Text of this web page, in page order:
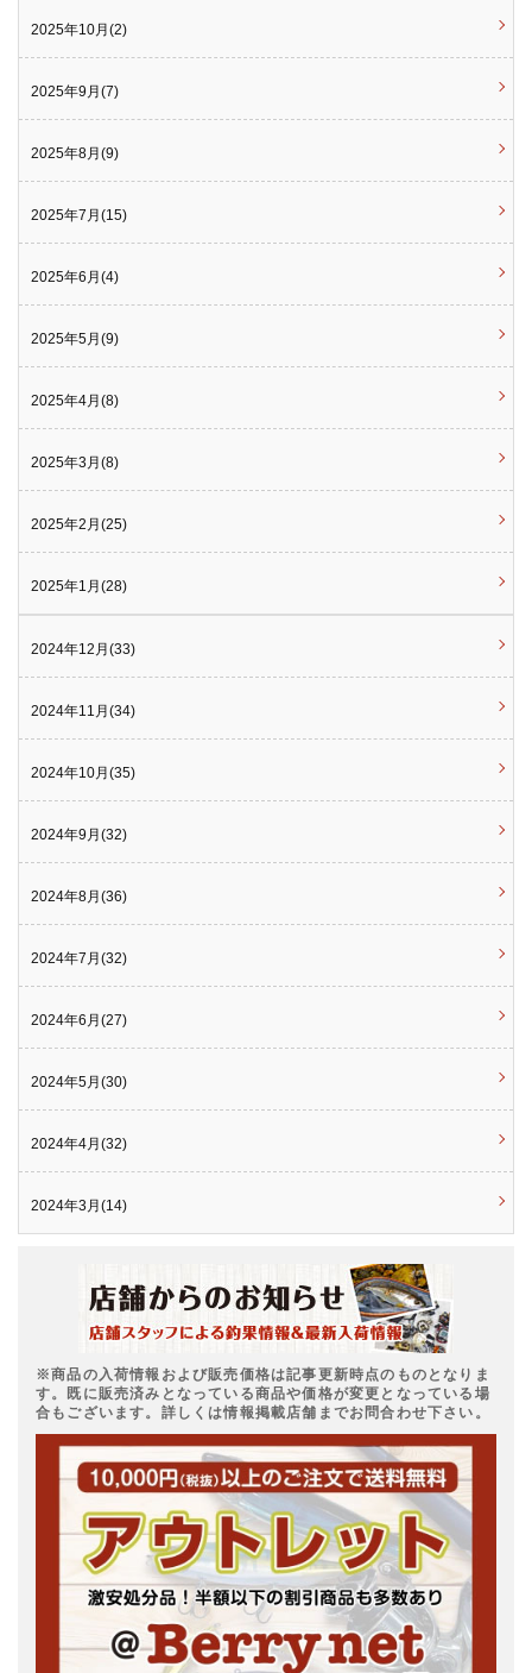
2025年10月(2)
2025年9月(7)
2025年8月(9)
2025年7月(15)
2025年6月(4)
2025年5月(9)
2025年4月(8)
2025年3月(8)
2025年2月(25)
2025年1月(28)
2024年12月(33)
2024年11月(34)
2024年10月(35)
2024年9月(32)
2024年8月(36)
2024年7月(32)
2024年6月(27)
2024年5月(30)
2024年4月(32)
2024年3月(14)
※商品の入荷情報および販売価格は記事更新時点のものとなりま
す。既に販売済みとなっている商品や価格が変更となっている場
合もございます。詳しくは情報掲載店舗までお問合わせ下さい。